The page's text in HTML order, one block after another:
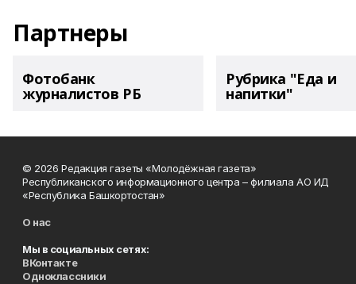
Партнеры
Фотобанк
журналистов РБ
Рубрика "Еда и
напитки"
© 2026 Редакция газеты «Молодёжная газета»
Республиканского информационного центра – филиала АО ИД
«Республика Башкортостан»
О нас
Мы в социальных сетях:
ВКонтакте
Одноклассники